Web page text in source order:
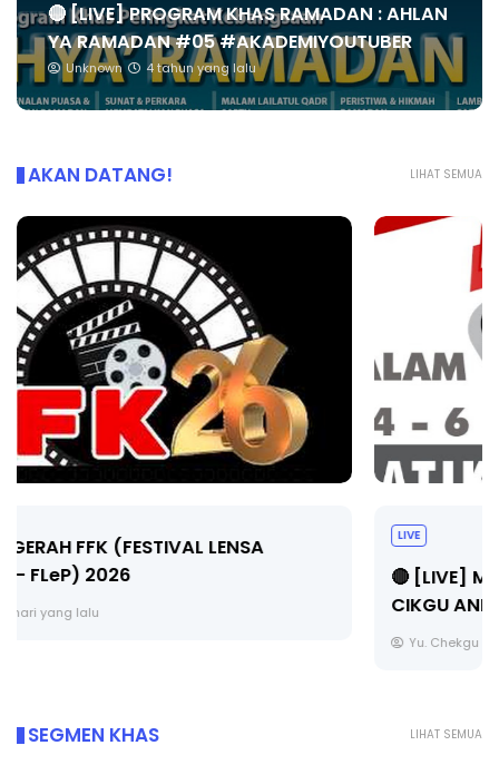
🔴 [LIVE] PROGRAM KHAS RAMADAN : AHLAN
YA RAMADAN #05 #AKADEMIYOUTUBER
Unknown 4 tahun yang lalu
LIHAT SEMUA
AKAN DATANG!
🔴 [LIVE] MATEMATIK SR, WANG TAHUN 6 OLEH
CIKGU ANITA #ALLINONE #141 #...
LIHAT SEMUA
SEGMEN KHAS